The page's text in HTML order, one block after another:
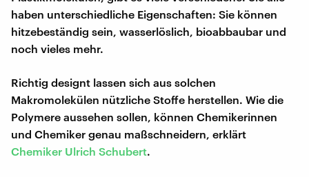
haben unterschiedliche Eigenschaften: Sie können
hitzebeständig sein, wasserlöslich, bioabbaubar und
noch vieles mehr.
Richtig designt lassen sich aus solchen
Makromolekülen nützliche Stoffe herstellen. Wie die
Polymere aussehen sollen, können Chemikerinnen
und Chemiker genau maßschneidern, erklärt
Chemiker Ulrich Schubert.